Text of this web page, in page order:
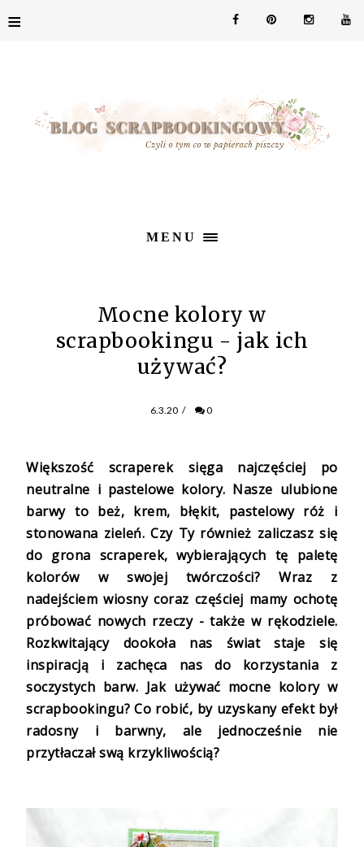
≡
MENU
Mocne kolory w
scrapbookingu - jak ich
używać?
6.3.20 / 0
Większość scraperek sięga najczęściej po
neutralne i pastelowe kolory. Nasze ulubione
barwy to beż, krem, błękit, pastelowy róż i
stonowana zieleń. Czy Ty również zaliczasz się
do grona scraperek, wybierających tę paletę
kolorów w swojej twórczości? Wraz z
nadejściem wiosny coraz częściej mamy ochotę
próbować nowych rzeczy - także w rękodziele.
Rozkwitający dookoła nas świat staje się
inspiracją i zachęca nas do korzystania z
soczystych barw. Jak używać mocne kolory w
scrapbookingu? Co robić, by uzyskany efekt był
radosny i barwny, ale jednocześnie nie
przytłaczał swą krzykliwością?